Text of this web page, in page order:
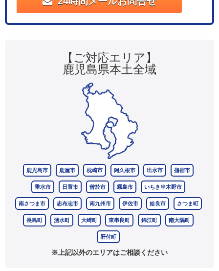
【ご対応エリア】
鹿児島県本土全域
鹿児島市 鹿屋市 枕崎市 阿久根市 出水市 指宿市
垂水市 日置市 曽於市 霧島市 いちき串木野市
南さつま市 志布志市 南九州市 伊佐市 姶良市 さつま町
長島町 湧水町 大崎町 東串良町 錦江町 南大隅町
肝付町
※上記以外のエリアはご相談ください